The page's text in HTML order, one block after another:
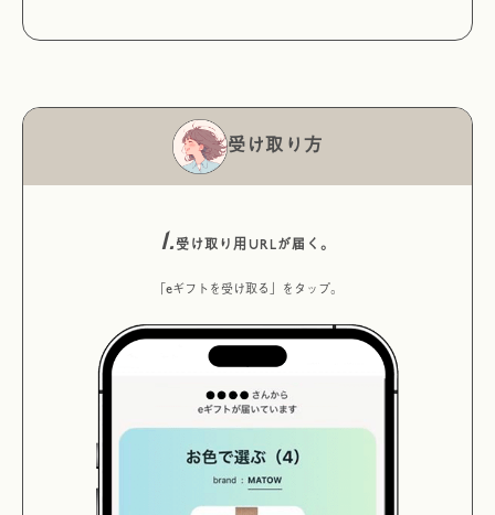
受け取り方
1. 受け取り用URLが届く。
「eギフトを受け取る」をタップ。